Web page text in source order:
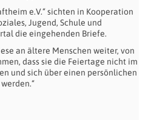
e.V.“ sichten in Kooperation
Jugend, Schule und
die eingehenden Briefe.
an ältere Menschen weiter, von
dass sie die Feiertage nicht im
und sich über einen persönlichen